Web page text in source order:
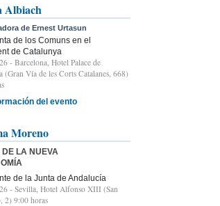
Albiach
de Ernest Urtasun
de los Comuns en el
de Catalunya
- Barcelona, Hotel Palace de
(Gran Vía de les Corts Catalanes, 668)
del evento
Moreno
DE LA NUEVA
de la Junta de Andalucía
- Sevilla, Hotel Alfonso XIII (San
2) 9:00 horas